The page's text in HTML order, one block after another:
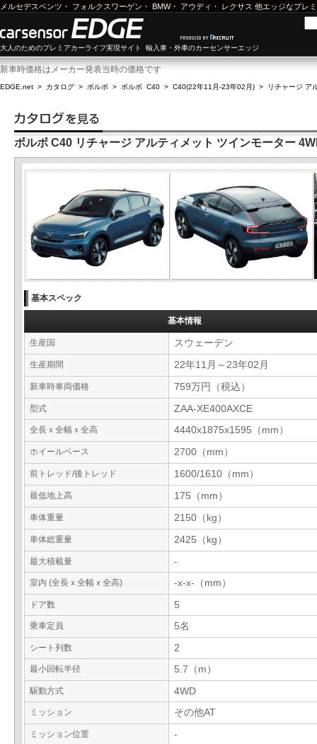
メルセデスベンツ ・ フォルクスワーゲン ・ BMW・ アウディ ・ レクサス 他エッジなプレ
大人のためのプレミアカーライフ実現サイト 輸入車・外車のカーセンサーエッジ
新車時価格はメーカー発表当時の価格です
EDGE.net > カタログ > ボルボ > ボルボ C40 > C40(22年11月-23年02月) > リチャージ ア
ボルボ C40 リチャージ アルティメット ツインモーター
基本スペック
基本情報
生産国 スウェーデン
生産期間 22年11月～23年02月
新車時車両価格 759万円（税込）
型式 ZAA-XE400AXCE
全長ｘ全幅ｘ全高 4440x1875x1595（mm）
ホイールベース 2700（mm）
前トレッド/後トレッド 1600/1610（mm）
最低地上高 175（mm）
車体重量 2150（kg）
車体総重量 2425（kg）
最大積載量 -
室内 (全長ｘ全幅ｘ全高) -x-x-（mm）
ドア数 5
乗車定員 5名
シート列数 2
最小回転半径 5.7（m）
駆動方式 4WD
ミッション その他AT
ミッション位置 -